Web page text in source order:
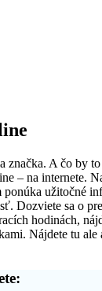
značka. A čo by
– na internete.
ponúka užitočné
Dozviete sa o
hodinách,
Nájdete tu